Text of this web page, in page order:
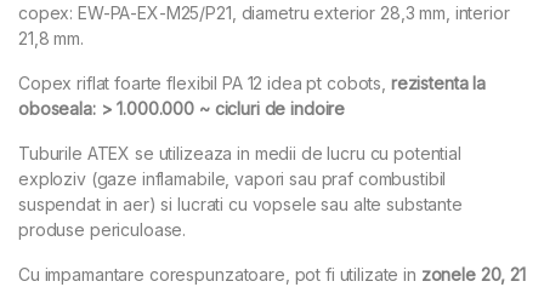
copex: EW-PA-EX-M25/P21, diametru exterior 28,3 mm, interior
21,8 mm.
Copex riflat foarte flexibil PA 12 idea pt cobots, rezistenta la
oboseala: > 1.000.000 ~ cicluri de indoire
Tuburile ATEX se utilizeaza in medii de lucru cu potential
exploziv (gaze inflamabile, vapori sau praf combustibil
suspendat in aer) si lucrati cu vopsele sau alte substante
produse periculoase.
Cu impamantare corespunzatoare, pot fi utilizate in zonele 20, 21